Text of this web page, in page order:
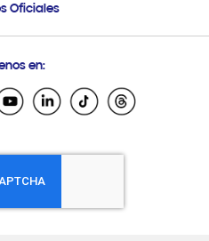
vía eMail
Oficiales
Ecuador
El Salvador
Honduras
Panamá
en: